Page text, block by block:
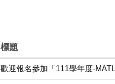
標題
歡迎報名參加「111學年度-